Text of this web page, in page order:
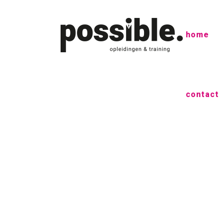
home
contact